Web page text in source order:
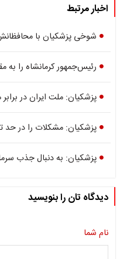
اخبار مرتبط
شوخی پزشکیان با
رئیس‌جمهور کرمانشاه را به
پزشکیان: ملت ایران در
پزشکیان: مشکلات را در حد
پزشکیان: به دنبال جذب
دیدگاه تان را بنویسید
نام شما